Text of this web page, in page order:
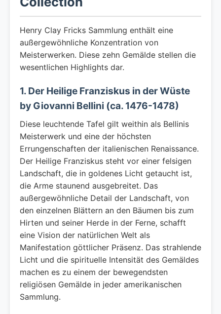
Henry Clay Fricks Sammlung enthält eine
außergewöhnliche Konzentration von
Meisterwerken. Diese zehn Gemälde stellen die
wesentlichen Highlights dar.
1. Der Heilige Franziskus in der Wüste
by Giovanni Bellini (ca. 1476-1478)
Diese leuchtende Tafel gilt weithin als Bellinis
Meisterwerk und eine der höchsten
Errungenschaften der italienischen Renaissance.
Der Heilige Franziskus steht vor einer felsigen
Landschaft, die in goldenes Licht getaucht ist,
die Arme staunend ausgebreitet. Das
außergewöhnliche Detail der Landschaft, von
den einzelnen Blättern an den Bäumen bis zum
Hirten und seiner Herde in der Ferne, schafft
eine Vision der natürlichen Welt als
Manifestation göttlicher Präsenz. Das strahlende
Licht und die spirituelle Intensität des Gemäldes
machen es zu einem der bewegendsten
religiösen Gemälde in jeder amerikanischen
Sammlung.